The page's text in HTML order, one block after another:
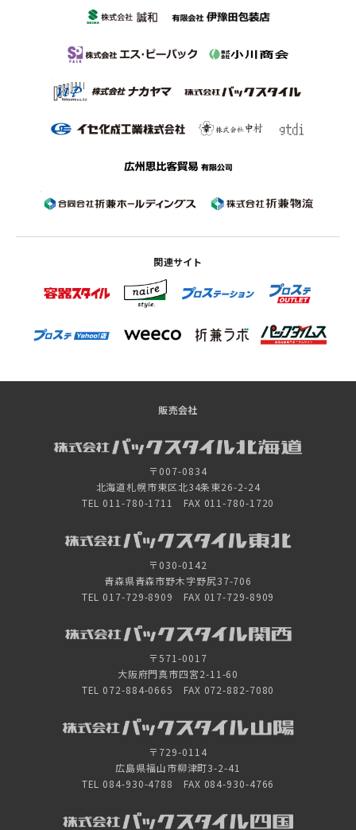
関連サイト
販売会社
〒007-0834
北海道札幌市東区北34条東26-2-24
TEL 011-780-1711 FAX 011-780-1720
〒030-0142
青森県青森市野木字野尻37-706
TEL 017-729-8909 FAX 017-729-8909
〒571-0017
大阪府門真市四宮2-11-60
TEL 072-884-0665 FAX 072-882-7080
〒729-0114
広島県福山市柳津町3-2-41
TEL 084-930-4788 FAX 084-930-4766